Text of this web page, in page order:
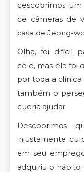
descobrimos
de câmeras de
casa de Jeong-
Olha, foi difícil
dele, mas ele foi
por toda a clínica
também o
queria ajudar.
Descobrimos
injustamente
em seu
adquiriu o hábito